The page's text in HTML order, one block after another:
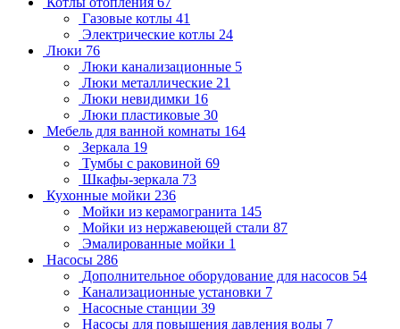
Газовые котлы 41
Электрические котлы 24
Люки 76
Люки канализационные 5
Люки металлические 21
Люки невидимки 16
Люки пластиковые 30
Мебель для ванной комнаты 164
Зеркала 19
Тумбы с раковиной 69
Шкафы-зеркала 73
Кухонные мойки 236
Мойки из керамогранита 145
Мойки из нержавеющей стали 87
Эмалированные мойки 1
Насосы 286
Дополнительное оборудование для насосов 54
Канализационные установки 7
Насосные станции 39
Насосы для повышения давления воды 7